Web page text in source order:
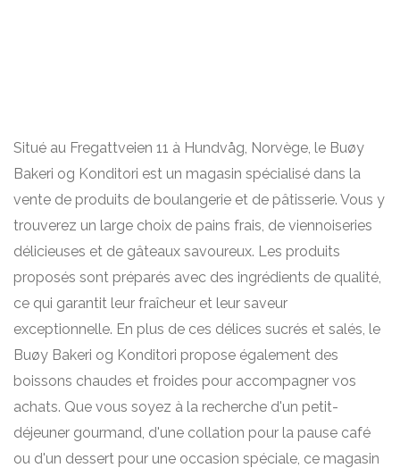
Situé au Fregattveien 11 à Hundvåg, Norvège, le Buøy
Bakeri og Konditori est un magasin spécialisé dans la
vente de produits de boulangerie et de pâtisserie. Vous y
trouverez un large choix de pains frais, de viennoiseries
délicieuses et de gâteaux savoureux. Les produits
proposés sont préparés avec des ingrédients de qualité,
ce qui garantit leur fraîcheur et leur saveur
exceptionnelle. En plus de ces délices sucrés et salés, le
Buøy Bakeri og Konditori propose également des
boissons chaudes et froides pour accompagner vos
achats. Que vous soyez à la recherche d'un petit-
déjeuner gourmand, d'une collation pour la pause café
ou d'un dessert pour une occasion spéciale, ce magasin